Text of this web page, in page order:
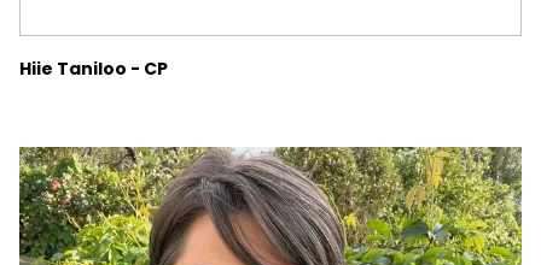
Hiie Taniloo - CP